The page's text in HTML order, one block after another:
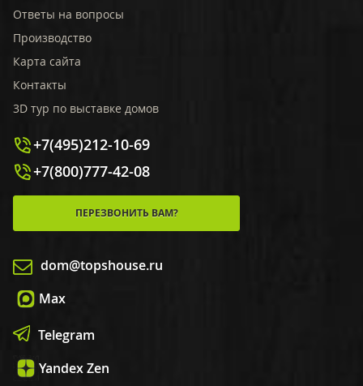
Ответы на вопросы
Производство
Карта сайта
Контакты
3D тур по выставке домов
+7(495)212-10-69
+7(800)777-42-08
ПЕРЕЗВОНИТЬ ВАМ?
dom@topshouse.ru
Max
Telegram
Yandex Zen